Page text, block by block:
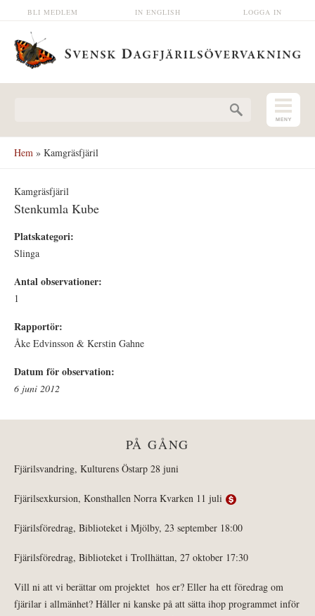
Hoppa till huvudinnehåll LOGGA IN
IN ENGLISH
BLI MEDLEM
Hem » Kamgräsfjäril
Kamgräsfjäril
Stenkumla Kube
Platskategori:
Slinga
Antal observationer:
1
Rapportör:
Åke Edvinsson & Kerstin Gahne
Datum för observation:
6 juni 2012
PÅ GÅNG
Fjärilsvandring, Kulturens Östarp 28 juni
Fjärilsexkursion, Konsthallen Norra Kvarken 11 juli
Fjärilsföredrag, Biblioteket i Mjölby, 23 september 18:00
Fjärilsföredrag, Biblioteket i Trollhättan, 27 oktober 17:30
Vill ni att vi berättar om projektet hos er? Eller ha ett föredrag om
fjärilar i allmänhet? Håller ni kanske på att sätta ihop programmet inför